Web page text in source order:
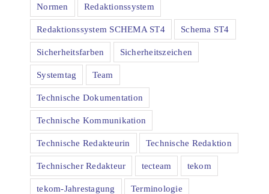
Normen Redaktionssystem
Redaktionssystem SCHEMA ST4 Schema ST4
Sicherheitsfarben Sicherheitszeichen
Systemtag Team
Technische Dokumentation
Technische Kommunikation
Technische Redakteurin Technische Redaktion
Technischer Redakteur tecteam tekom
tekom-Jahrestagung Terminologie